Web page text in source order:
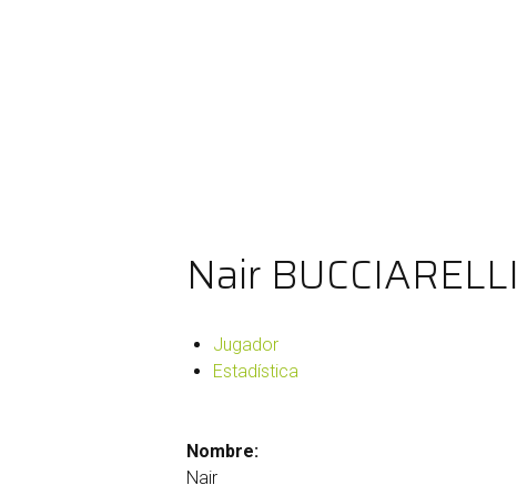
Nair BUCCIARELLI
Jugador
Estadística
Nombre:
Nair